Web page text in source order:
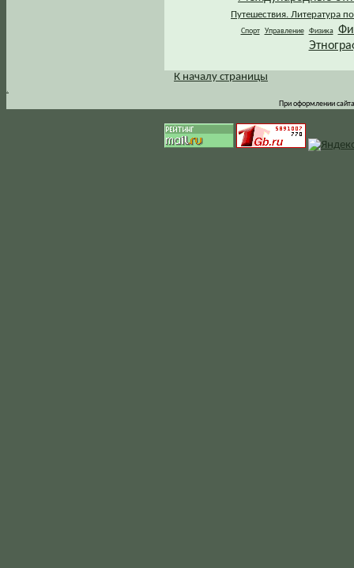
Путешествия. Литература
Спорт Управление Физика
.
К началу страницы
При оформлении